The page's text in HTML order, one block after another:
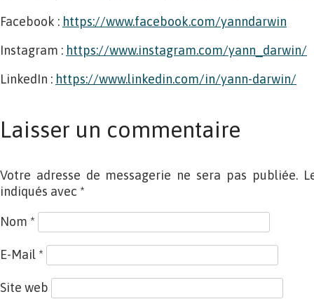
Facebook : https://www.facebook.com/yanndarwin
Instagram : https://www.instagram.com/yann_darwin/
LinkedIn : https://www.linkedin.com/in/yann-darwin/
Laisser un commentaire
Votre adresse de messagerie ne sera pas publiée.
indiqués avec *
Nom *
E-Mail *
Site web